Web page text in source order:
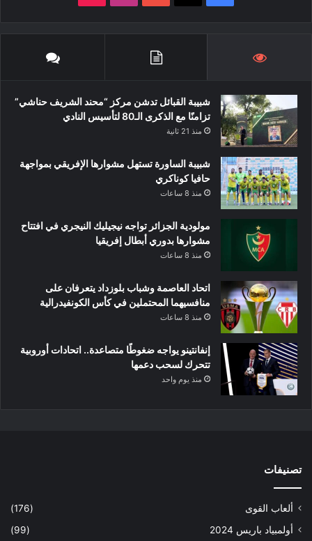
شبيبة القبائل تدشن مركز “محند الشريف حناشي”
تزامنًا مع الذكرى الـ80 لتأسيس النادي
منذ 21 ثانية
شبيبة الساورة تستهل مشوارها الإفريقي بمواجهة
حافيا كوناكري
منذ 8 ساعات
مولودية الجزائر تواجه نيجيليك النيجري في افتتاح
مشوارها بدوري أبطال إفريقيا
منذ 8 ساعات
اتحاد العاصمة وشباب بلوزداد يتعرفان على
منافسيهما المحتملين في كأس الكونفيدرالية
منذ 8 ساعات
إنفانتينو يواجه ضغوطًا متصاعدة.. اتحادات أوروبية
تتحرك لسحب دعمها
منذ يوم واحد
تصنيفات
ألعاب القوى
(176)
أولمبياد باريس 2024
(99)